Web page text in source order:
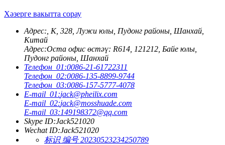
Хәзерге вакытта сорау
Адрес: , К, 328, Лужи юлы, Пудонг районы, Шанхай,
Китай
Адрес:Оста офис өстәү: R614, 121212, Байе юлы,
Пудонг районы, Шанхай
Телефон_01:0086-21-61722311
Телефон_02:0086-135-8899-9744
Телефон_03:0086-157-5777-4078
E-mail_01:jack@pheilix.com
E-mail_02:jack@mosshuade.com
E-mail_03:149198372@qq.com
Skype ID:Jack521020
Wechat ID:Jack521020
标识 编号 20230523234250789